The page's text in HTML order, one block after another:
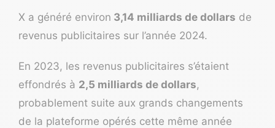
X a généré environ 3,14 milliards de dollars de
revenus publicitaires sur l’année 2024.
En 2023, les revenus publicitaires s’étaient
effondrés à 2,5 milliards de dollars,
probablement suite aux grands changements
de la plateforme opérés cette même année